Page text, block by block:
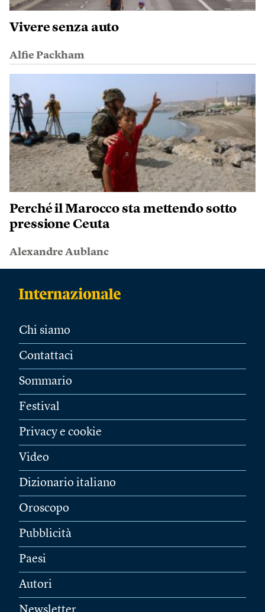
Vivere senza auto
Alfie Packham
Perché il Marocco sta mettendo sotto
pressione Ceuta
Alexandre Aublanc
Chi siamo
Contattaci
Sommario
Festival
Privacy e cookie
Video
Dizionario italiano
Oroscopo
Pubblicità
Paesi
Autori